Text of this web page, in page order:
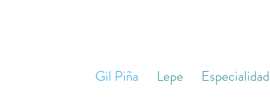
Gil Piña Lepe